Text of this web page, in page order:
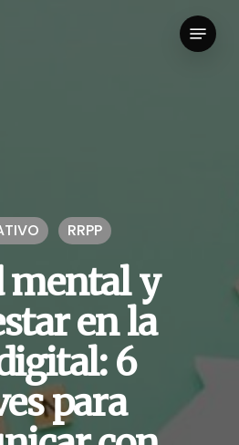
Menu
RRPP
mental y
en la
6
para
Close